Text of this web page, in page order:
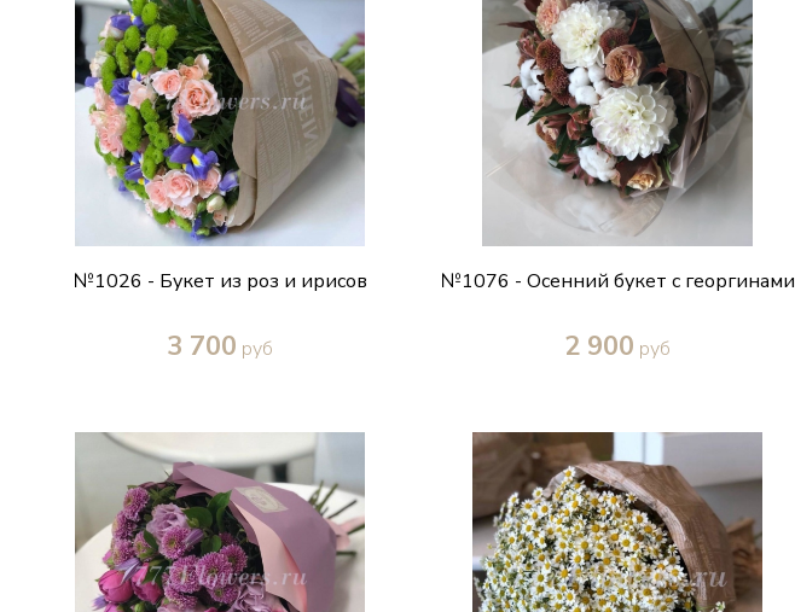
№1026 - Букет из роз и ирисов
3 700 руб
№1076 - Осенний букет с георгинами
2 900 руб